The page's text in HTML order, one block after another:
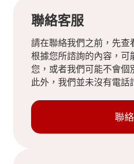
聯絡客服
請在聯絡我們之前，先查
根據您所諮詢的內容，可
您，或者我們可能不會個
此外，我們並未沒有電話
聯